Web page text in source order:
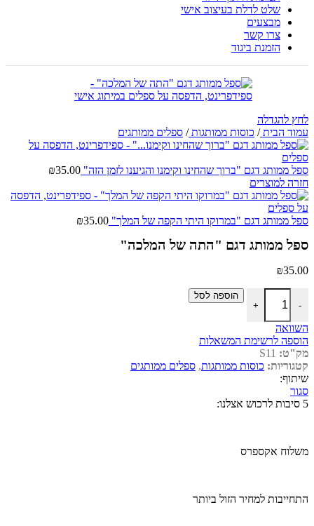
שלט לדלת בעיצוב אישי
מבצעים
צרו קשר
הזמנת ביגוד
לחץ להגדלה
עמוד הבית/ כוסות ממותגות/ ספלים ממותגים
ספל ממותג דגם "ברוך שהחינו וקימנו והגיענו לזמן הזה" ₪35.00
חזרה למוצרים
ספל ממותג דגם "במרוקו היתי הקפה של המלך" ₪35.00
ספל ממותג דגם "התה של המלכה"
₪35.00
-
כמות של ספל ממותג דגם "התה של המלכה"
+
הוספה לסל
השוואה
הוספה לרשימת המשאלות
מק"ט: S11
קטגוריות: כוסות ממותגות, ספלים ממותגים
שיתוף:
סגור
5 סיבות לרכוש אצלנו:
משלוח אקספרס
התחייבות למחיר הזול ביותר